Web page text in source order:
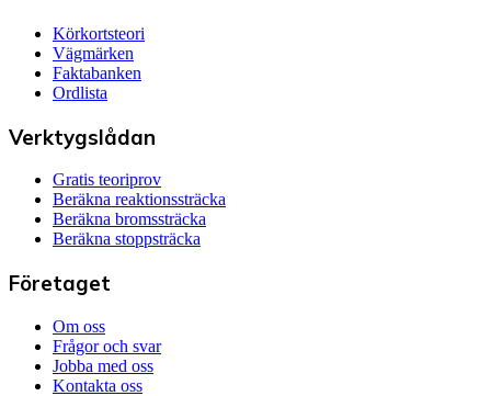
Körkortsteori
Vägmärken
Faktabanken
Ordlista
Verktygslådan
Gratis teoriprov
Beräkna reaktionssträcka
Beräkna bromssträcka
Beräkna stoppsträcka
Företaget
Om oss
Frågor och svar
Jobba med oss
Kontakta oss